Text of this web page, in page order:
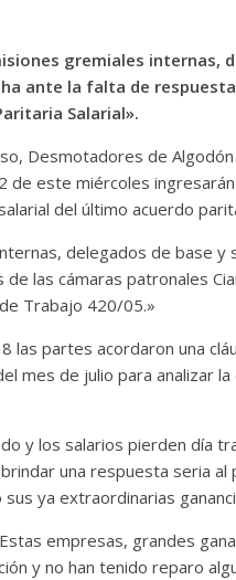
gremiales internas,
ante la falta de
Salarial».
Desmotadores de
de este miércoles
del último acuerdo
delegados de base y
las cámaras patronales
Trabajo 420/05.»
partes acordaron una
mes de julio para analizar la
y los salarios pierden día
una respuesta seria al
ya extraordinarias
empresas, grandes
y no han tenido reparo